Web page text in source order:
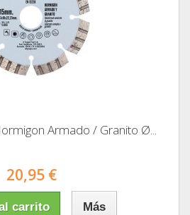
Armado / Granito Ø...
20,95 €
carrito Más